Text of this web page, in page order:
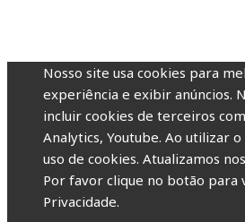
Nosso site usa cookies para
experiência e exibir anúncios.
incluir cookies de terceiros
Analytics, Youtube. Ao utilizar
uso de cookies. Atualizamos
Por favor clique no botão para
Privacidade.